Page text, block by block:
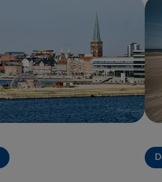
Liepāja →
Rosslare →
Rostock →